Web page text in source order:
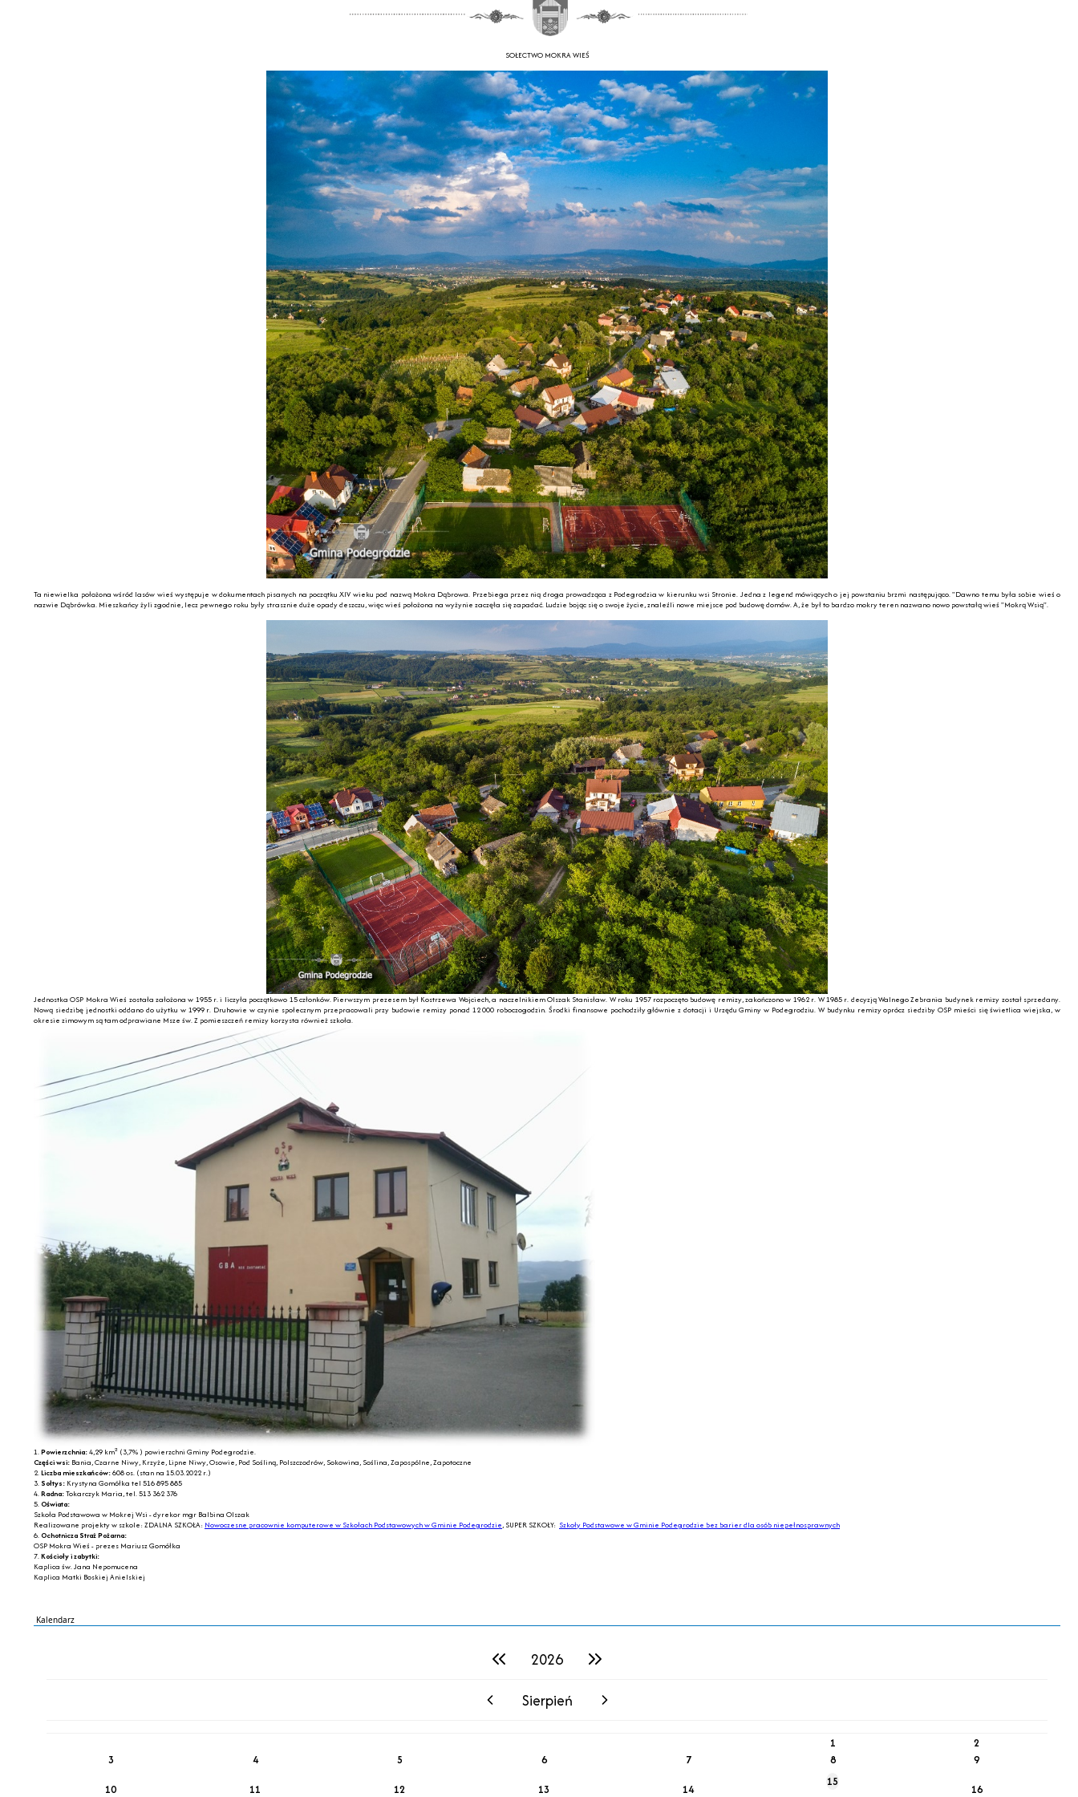
SOŁECTWO MOKRA WIEŚ
Ta niewielka położona wśród lasów wieś występuje w dokumentach pisanych na początku XIV wieku pod nazwą Mokra Dąbrowa. Przebiega przez nią droga prowadząca z Podegrodzia w kierunku wsi Stronie. Jedna z legend mówiących o jej powstaniu brzmi następująco. "Dawno temu była sobie wieś o
nazwie Dąbrówka. Mieszkańcy żyli zgodnie, lecz pewnego roku były strasznie duże opady deszczu, więc wieś położona na wyżynie zaczęła się zapadać. Ludzie bojąc się o swoje życie, znaleźli nowe miejsce pod budowę domów. A, że był to bardzo mokry teren nazwano nowo powstałą wieś "Mokrą Wsią".
Jednostka OSP Mokra Wieś została założona w 1955 r. i liczyła początkowo 15 członków. Pierwszym prezesem był Kostrzewa Wojciech, a naczelnikiem Olszak Stanisław. W roku 1957 rozpoczęto budowę remizy, zakończono w 1962 r. W 1985 r. decyzją Walnego Zebrania budynek remizy został sprzedany.
Nową siedzibę jednostki oddano do użytku w 1999 r. Druhowie w czynie społecznym przepracowali przy budowie remizy ponad 12 000 roboczogodzin. Środki finansowe pochodziły głównie z dotacji i Urzędu Gminy w Podegrodziu. W budynku remizy oprócz siedziby OSP mieści się świetlica wiejska, w
okresie zimowym są tam odprawiane Msze św. Z pomieszczeń remizy korzysta również szkoła.
1.Powierzchnia:4,29 km2 (3,7% ) powierzchni Gminy Podegrodzie.
Części wsi: Bania, Czarne Niwy, Krzyże, Lipne Niwy, Osowie, Pod Sośliną, Polszczodrów, Sokowina, Soślina, Zapospólne, Zapotoczne
2.Liczba mieszkańców:608 os. (stan na 15.03.2022 r.)
3. Sołtys: Krystyna Gomółka tel 516 895 885
4.Radna:Tokarczyk Maria, tel. 513 362 376
5. Oświata:
Szkoła Podstawowa w Mokrej Wsi - dyrekor mgr Balbina Olszak
Realizowane projekty w szkole: ZDALNA SZKOŁA: Nowoczesne pracownie komputerowe w Szkołach Podstawowych w Gminie Podegrodzie, SUPER SZKOŁY: Szkoły Podstawowe w Gminie Podegrodzie bez barier dla osób niepełnosprawnych
6. Ochotnicza Straż Pożarna:
OSP Mokra Wieś - prezes Mariusz Gomółka
7.Kościoły i zabytki:
Kaplica św. Jana Nepomucena
Kaplica Matki Boskiej Anielskiej
Kalendarz
poprzedni rok2026 następny rok
poprzedni miesiącSierpień następny miesiąc
1
2
3
4 5 6 7 8
9
10
11 12 13 14
15
16